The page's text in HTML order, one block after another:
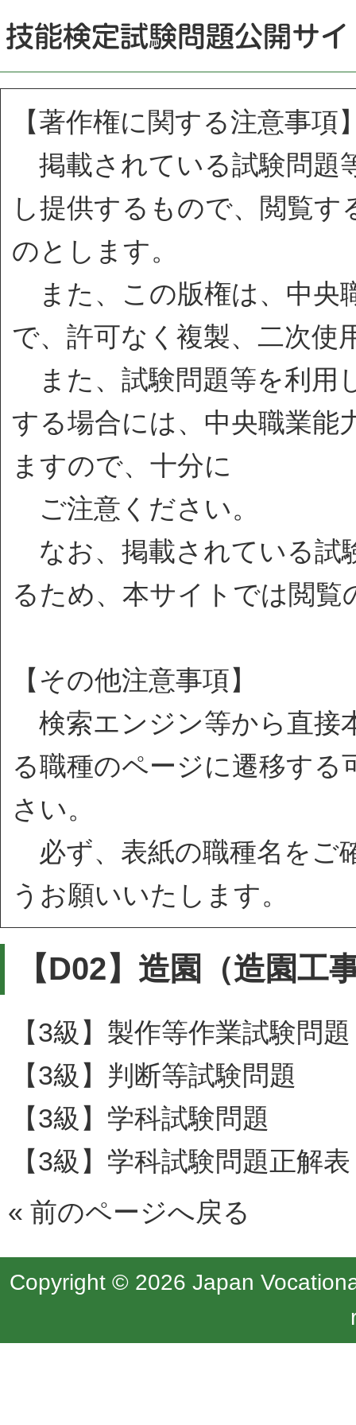
【著作権に関する注意事項
掲載されている試験問題
し提供するもので、閲覧
のとします。
また、この版権は、中央
で、許可なく複製、二次使
また、試験問題等を利用
する場合には、中央職業能
ますので、十分に
ご注意ください。
なお、掲載されている試
るため、本サイトでは閲
【その他注意事項】
検索エンジン等から直接
る職種のページに遷移す
さい。
必ず、表紙の職種名をご
うお願いいたします。
【D02】造園（造園工
【3級】製作等作業試験問題
【3級】判断等試験問題
【3級】学科試験問題
【3級】学科試験問題正解表
« 前のページへ戻る
Copyright © 2026 Japan